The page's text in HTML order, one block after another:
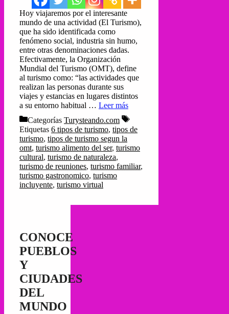
Hoy viajaremos por el interesante
mundo de una actividad (El Turismo),
que ha sido identificada como
fenómeno social, industria sin humo,
entre otras denominaciones dadas.
Efectivamente, la Organización
Mundial del Turismo (OMT), define
al turismo como: “las actividades que
realizan las personas durante sus
viajes y estancias en lugares distintos
a su entorno habitual … Leer más
Categorías Turysteando.com
Etiquetas 6 tipos de turismo, tipos de
turismo, tipos de turismo segun la
omt, turismo alimento del ser, turismo
cultural, turismo de naturaleza,
turismo de reuniones, turismo familiar,
turismo gastronomico, turismo
incluyente, turismo virtual
CONOCE
PUEBLOS
Y
CIUDADES
DEL
MUNDO